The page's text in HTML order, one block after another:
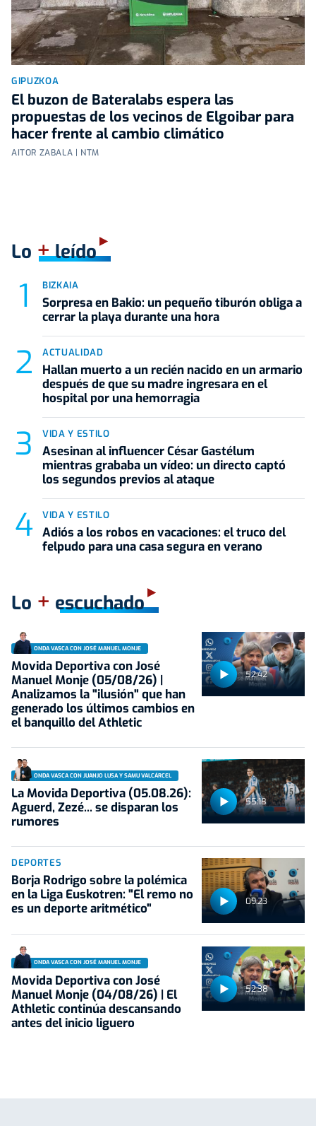
GIPUZKOA
El buzon de Bateralabs espera las
propuestas de los vecinos de Elgoibar para
hacer frente al cambio climático
AITOR ZABALA | NTM
Lo +leído
BIZKAIA
Sorpresa en Bakio: un pequeño tiburón obliga a
cerrar la playa durante una hora
ACTUALIDAD
Hallan muerto a un recién nacido en un armario
después de que su madre ingresara en el
hospital por una hemorragia
VIDA Y ESTILO
Asesinan al influencer César Gastélum
mientras grababa un vídeo: un directo captó
los segundos previos al ataque
VIDA Y ESTILO
Adiós a los robos en vacaciones: el truco del
felpudo para una casa segura en verano
Lo + escuchado
52:42
ONDA VASCA CON JOSÉ MANUEL MONJE
Movida Deportiva con José
Manuel Monje (05/08/26) |
Analizamos la "ilusión" que han
generado los últimos cambios en
el banquillo del Athletic
55:18
ONDA VASCA CON JUANJO LUSA Y SAMU VALCÁRCEL
La Movida Deportiva (05.08.26):
Aguerd, Zezé... se disparan los
rumores
09:23
DEPORTES
Borja Rodrigo sobre la polémica
en la Liga Euskotren: "El remo no
es un deporte aritmético"
52:38
ONDA VASCA CON JOSÉ MANUEL MONJE
Movida Deportiva con José
Manuel Monje (04/08/26) | El
Athletic continúa descansando
antes del inicio liguero